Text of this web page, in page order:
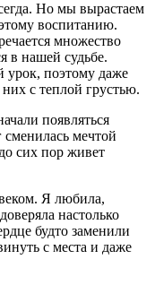
Но мы вырастаем
воспитанию.
множество
в нашей судьбе.
поэтому даже
с теплой грустью.
появляться
мечтой
сих пор живет
Я любила,
настолько
будто заменили
с места и даже